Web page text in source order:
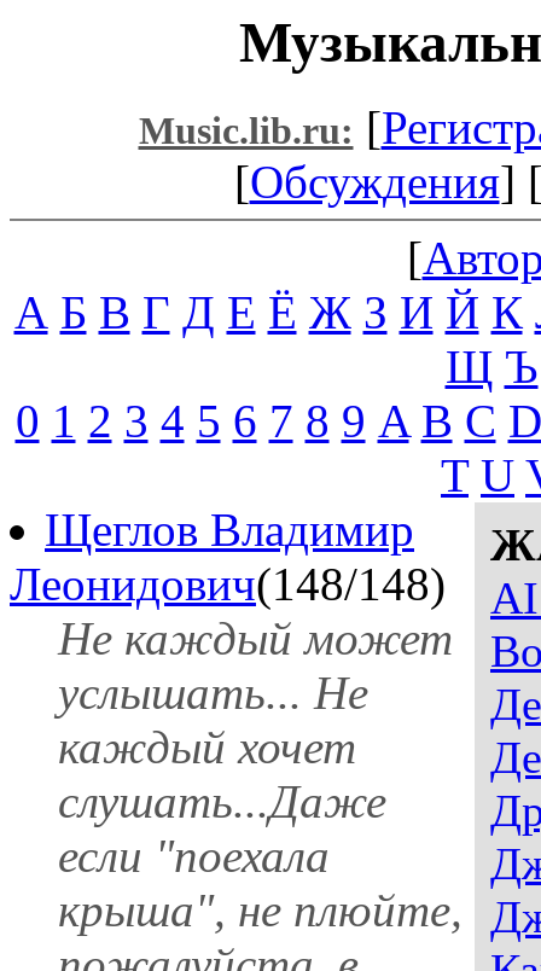
Music.lib.ru: [
[Обсуждения]
[
А Б В Г Д Е Ё Ж З И Й К
Щ Ъ
0 1 2 3 4 5 6 7 8 9 A B C D
T U
AI
Щеглов Владимир
Леонидович(148/148)
Не каждый может
услышать... Не
каждый хочет
слушать...Даже
если "поехала
крыша", не плюйте,